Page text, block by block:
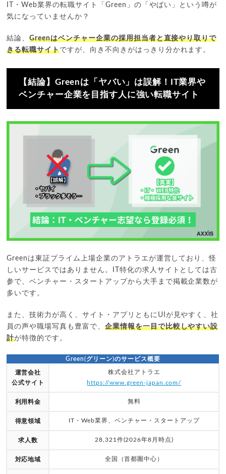
IT・Web業界の転職サイト「Green」の「やばい」という噂が
気になっていませんか？
結論、Greenはベンチャー企業の採用担当者と直接やり取りで
きる転職サイトですが、向き不向きがはっきり分かれます。
【結論】Greenは「ヤバい」は誤解！IT業界や
ベンチャー企業を目指す人に強い転職サイト
Greenは東証プライム上場企業のアトラエが運営しており、怪
しいサービスではありません。IT特化の求人サイトとしては古
参で、ベンチャー・スタートアップから大手まで掲載企業数が
多いです。
また、技術力が高く、サイト・アプリともにUIが見やすく、社
員の声や職場写真も豊富で、 企業情報を一目で比較しやすい設
計が特徴的です。
Green(グリーン)のサービス概要
運営会社
公式サイト
株式会社アトラエ
https://www.green-japan.com/
利用料金 無料
得意領域 IT・Web業界、ベンチャー・スタートアップ
求人数 28,321件(2026年8月時点)
対応地域 全国（首都圏中心）